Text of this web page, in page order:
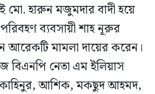
হারুন মজুমদার বাদী হয়ে
ব্যবসায়ী শাহ নূরুর
আরেকটি মামলা দায়ের করেন।
বিএনপি নেতা এম ইলিয়াস
আশিক, মকছুদ আহমদ,